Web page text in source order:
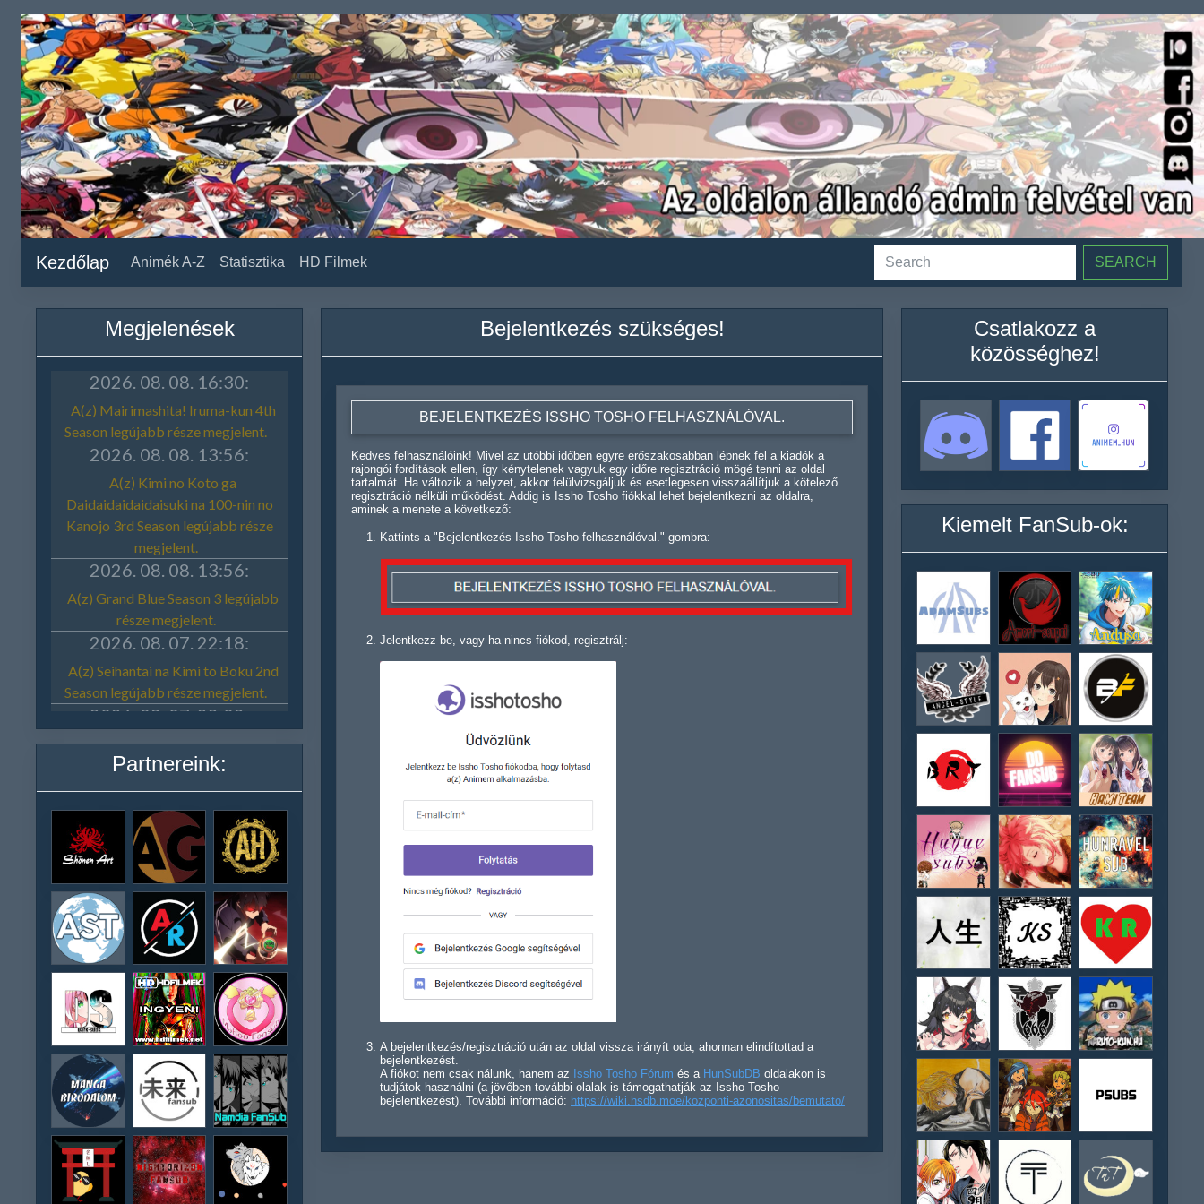
Kezdőlap Animék A-Z Statisztika HD Filmek SEARCH
Megjelenések
Partnereink:
Bejelentkezés szükséges!
BEJELENTKEZÉS ISSHO TOSHO FELHASZNÁLÓVAL.
Kedves felhasználóink! Mivel az utóbbi időben egyre erőszakosabban lépnek fel a kiadók a
rajongói fordítások ellen, így kénytelenek vagyuk egy időre regisztráció mögé tenni az oldal
tartalmát. Ha változik a helyzet, akkor felülvizsgáljuk és esetlegesen visszaállítjuk a kötelező
regisztráció nélküli működést. Addig is Issho Tosho fiókkal lehet bejelentkezni az oldalra,
aminek a menete a következő:
Kattints a "Bejelentkezés Issho Tosho felhasználóval." gombra:
Jelentkezz be, vagy ha nincs fiókod, regisztrálj:
A bejelentkezés/regisztráció után az oldal vissza irányít oda, ahonnan elindítottad a
bejelentkezést.
A fiókot nem csak nálunk, hanem az Issho Tosho Fórum és a HunSubDB oldalakon is
tudjátok használni (a jövőben további olalak is támogathatják az Issho Tosho
bejelentkezést). További információ: https://wiki.hsdb.moe/kozponti-azonositas/bemutato/
Csatlakozz a
közösséghez!
Kiemelt FanSub-ok: